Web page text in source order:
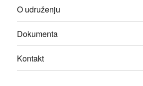
O udruženju
Dokumenta
Kontakt